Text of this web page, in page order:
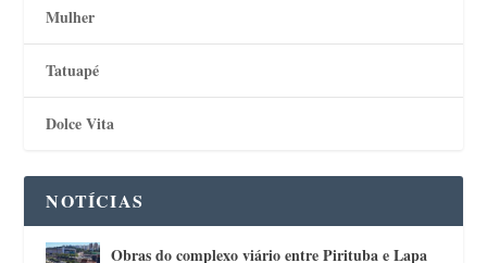
Mulher
Tatuapé
Dolce Vita
NOTÍCIAS
Obras do complexo viário entre Pirituba e Lapa